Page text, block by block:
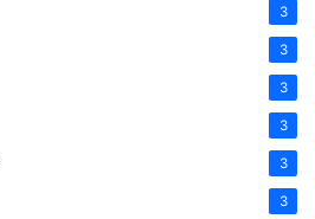
3
3
3
3
3
3